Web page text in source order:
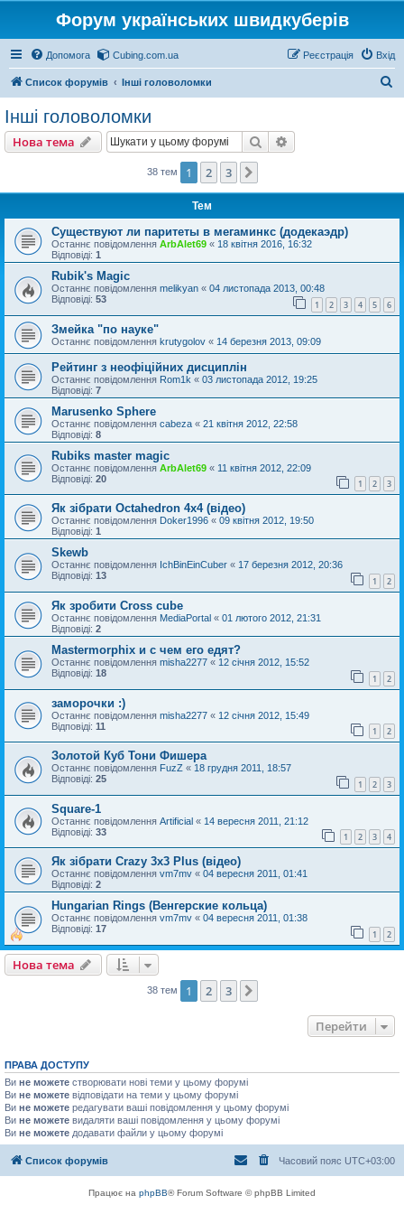
Форум українських швидкуберів
Допомога Cubing.com.ua Вхід
Реєстрація
Список форумів Інші головоломки
Інші головоломки
Нова тема Пошук
38 тем 1 2 3
Тем
Существуют ли паритеты в мегаминкс (додекаэдр)
Останнє повідомлення ArbAlet69 « 18 квітня 2016, 16:32
Відповіді: 1
Rubik's Magic
Останнє повідомлення melikyan « 04 листопада 2013, 00:48
Відповіді: 53 1 2 3 4 5 6
Змейка "по науке"
Останнє повідомлення krutygolov « 14 березня 2013, 09:09
Рейтинг з неофіційних дисциплін
Останнє повідомлення Rom1k « 03 листопада 2012, 19:25
Відповіді: 7
Marusenko Sphere
Останнє повідомлення cabeza « 21 квітня 2012, 22:58
Відповіді: 8
Rubiks master magic
Останнє повідомлення ArbAlet69 « 11 квітня 2012, 22:09
Відповіді: 20 1 2 3
Як зібрати Octahedron 4x4 (відео)
Останнє повідомлення Doker1996 « 09 квітня 2012, 19:50
Відповіді: 1
Skewb
Останнє повідомлення IchBinEinCuber « 17 березня 2012, 20:36
Відповіді: 13 1 2
Як зробити Cross cube
Останнє повідомлення MediaPortal « 01 лютого 2012, 21:31
Відповіді: 2
Mastermorphix и с чем его едят?
Останнє повідомлення misha2277 « 12 січня 2012, 15:52
Відповіді: 18 1 2
заморочки :)
Останнє повідомлення misha2277 « 12 січня 2012, 15:49
Відповіді: 11 1 2
Золотой Куб Тони Фишера
Останнє повідомлення FuzZ « 18 грудня 2011, 18:57
Відповіді: 25 1 2 3
Square-1
Останнє повідомлення Artificial « 14 вересня 2011, 21:12
Відповіді: 33 1 2 3 4
Як зібрати Crazy 3x3 Plus (відео)
Останнє повідомлення vm7mv « 04 вересня 2011, 01:41
Відповіді: 2
Нungarian Rings (Венгерские кольца)
Останнє повідомлення vm7mv « 04 вересня 2011, 01:38
Відповіді: 17 1 2
Нова тема
38 тем 1 2 3
Перейти
ПРАВА ДОСТУПУ
Ви не можете створювати нові теми у цьому форумі
Ви не можете відповідати на теми у цьому форумі
Ви не можете редагувати ваші повідомлення у цьому форумі
Ви не можете видаляти ваші повідомлення у цьому форумі
Ви не можете додавати файли у цьому форумі
Список форумів Часовий пояс UTC+03:00
Працює на phpBB® Forum Software © phpBB Limited